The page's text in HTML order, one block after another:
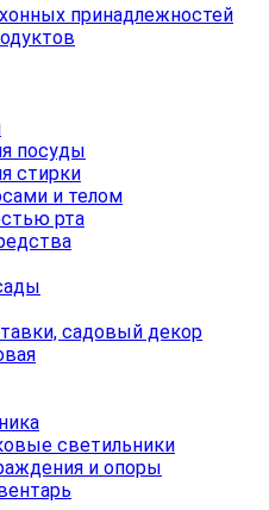
принадлежностей
посуды
стирки
и телом
рта
садовый декор
светильники
и опоры